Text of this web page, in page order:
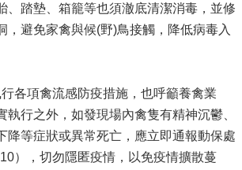
、踏墊、箱籠等也須澈底清潔消毒，並修
，避免家禽與候(野)鳥接觸，降低病毒入
各項禽流感防疫措施，也呼籲養禽業
執行之外，如發現場內禽隻有精神沉鬱、
降等症狀或異常死亡，應立即通報動保處
），切勿隱匿疫情，以免疫情擴散蔓